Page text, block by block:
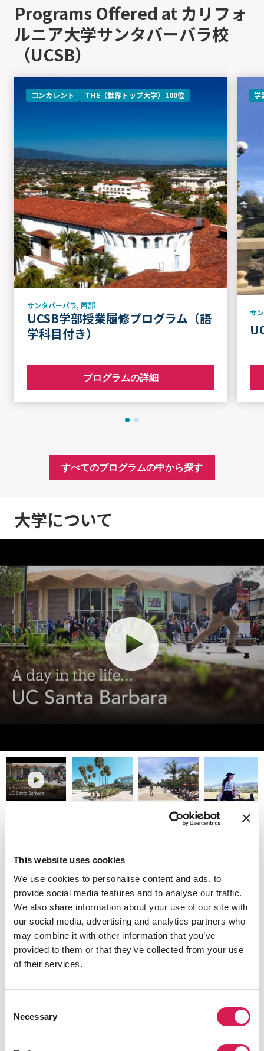
This website uses cookies
We use cookies to personalise content and ads, to
provide social media features and to analyse our traffic.
We also share information about your use of our site with
our social media, advertising and analytics partners who
may combine it with other information that you’ve
provided to them or that they’ve collected from your use
of their services.
Selection
Necessary
Programs Offered at カリフォ
ルニア大学サンタバーバラ校
（UCSB）
コンカレント THE（世界トップ大学）100位
サンタバーバラ, 西部
UCSB学部授業履修プログラム（語
学科目付き）
プログラムの詳細
学
サ
すべてのプログラムの中から探す
大学について
play
play
カリフォルニア大学サンタバーバラ
校
持続可能性と自然の美しさでトップクラスのUCSBは、教
員育成カレッジだった当初から、静かに研究の革命と包
括的なリベラルアーツ教育を続けてきました。ノーベル
賞受賞者6名とアメリカ芸術科学アカデミーメンバー41名
を輩出してきたほか、大きな変化をもたらすイノベーシ
ョンを発表してきたUCSBは、インスピレーションを与え
る場所となっています。
UCSBキャンパスには、カリフォルニア特有の雰囲気があ
れる学生たちは、そのほとんどが自転車やスケートボー
ドで登校し、勉強と同じくらい熱心にサーフィン、ハイ
キング、散策を楽しんでいます。
カリフォルニア大学サンタバーバラ校公式ウェブサイト